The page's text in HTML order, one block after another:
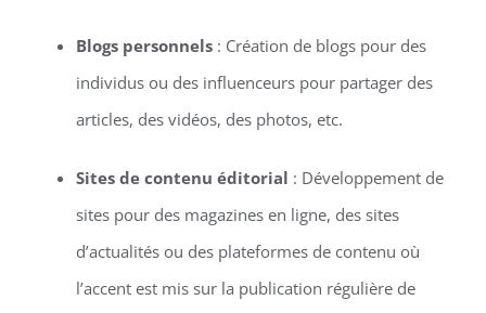
Blogs personnels: Création de blogs pour des
individus ou des influenceurs pour partager des
articles, des vidéos, des photos, etc.
Sites de contenu éditorial : Développement de
sites pour des magazines en ligne, des sites
d’actualités ou des plateformes de contenu où
l’accent est mis sur la publication régulière de